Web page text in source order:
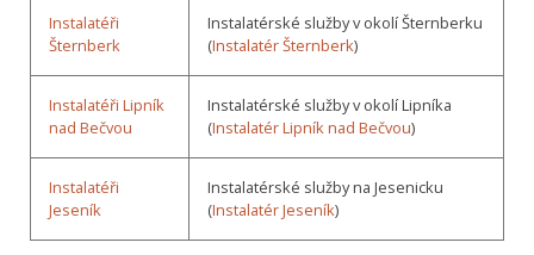
Instalatéři
Šternberk
Instalatérské služby v okolí Šternberku
(Instalatér Šternberk)
Instalatéři Lipník
nad Bečvou
Instalatérské služby v okolí Lipníka
(Instalatér Lipník nad Bečvou)
Instalatéři
Jeseník
Instalatérské služby na Jesenicku
(Instalatér Jeseník)